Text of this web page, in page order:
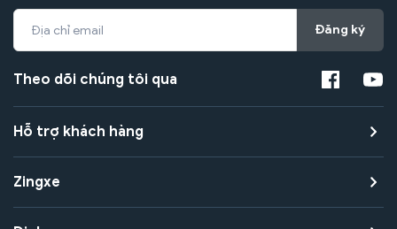
Đăng ký
Theo dõi chúng tôi qua
Hỗ trợ khách hàng
Zingxe